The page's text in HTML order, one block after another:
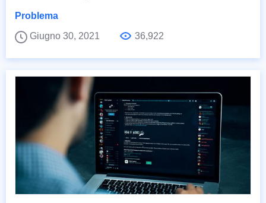
Problema
Giugno 30, 2021
36,922